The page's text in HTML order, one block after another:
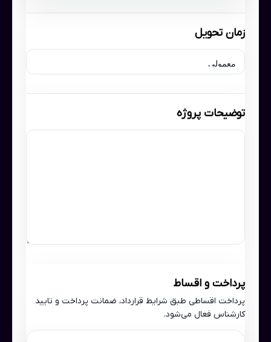
زمان تحویل
توضیحات پروژه
پرداخت و اقساط
پرداخت اقساطی طبق شرایط قرارداد، ضمانت پرداخت و تایید
کارشناس فعال می‌شود.